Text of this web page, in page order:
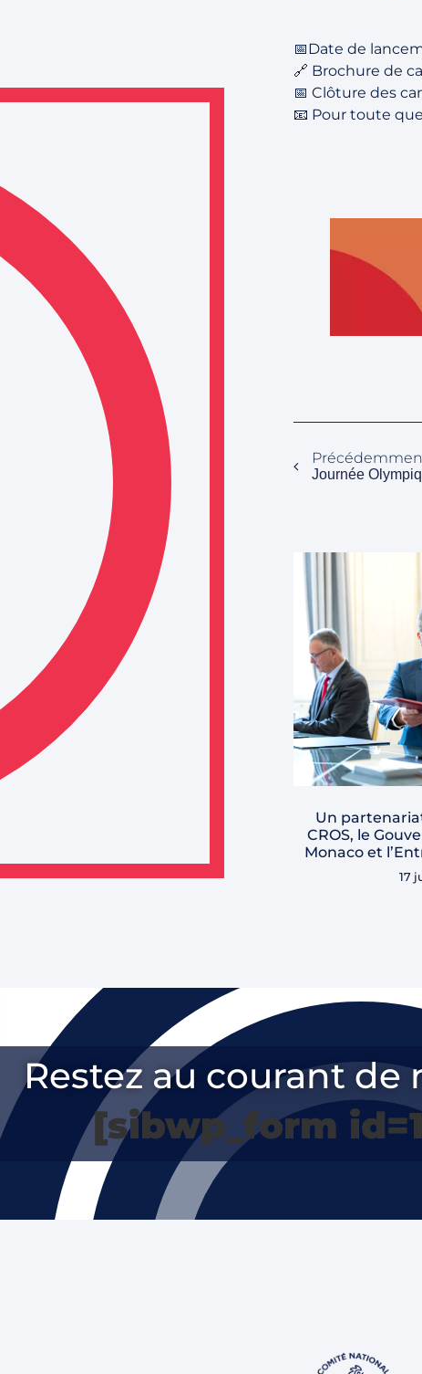
📅Date de
🔗 Brochure de
📅 Clôture des
📧 Pour toute
Journée
Un
CROS, le
Monaco et
17
Restez au courant
[sibwp_form